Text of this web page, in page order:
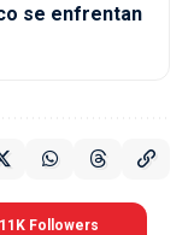
se enfrentan
Followers